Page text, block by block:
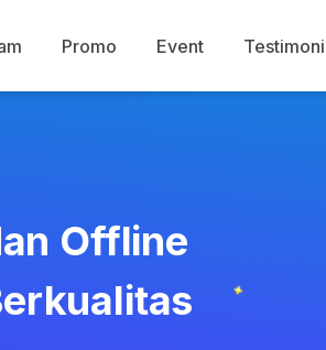
Promo Event Testimoni
Offline